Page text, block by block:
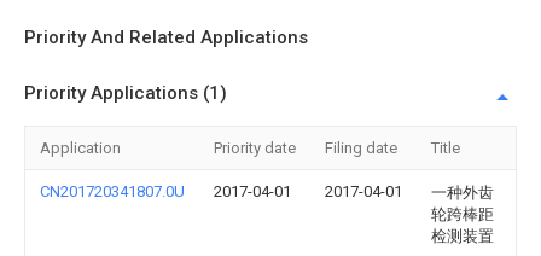
Priority And Related Applications
Priority Applications (1)
Application Priority date Filing date Title
CN201720341807.0U 2017-04-01 2017-04-01
一种外齿
轮跨棒距
检测装置